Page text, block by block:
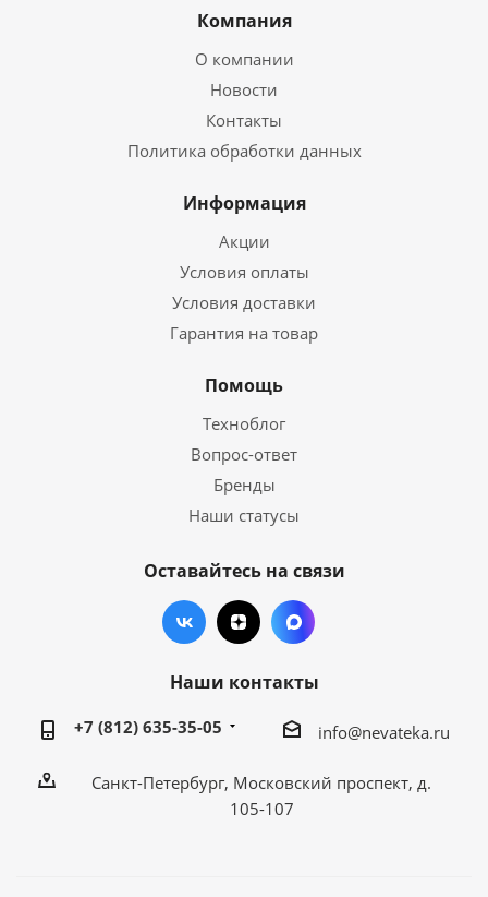
Компания
О компании
Новости
Контакты
Политика обработки данных
Информация
Акции
Условия оплаты
Условия доставки
Гарантия на товар
Помощь
Техноблог
Вопрос-ответ
Бренды
Наши статусы
Оставайтесь на связи
Наши контакты
+7 (812) 635-35-05 info@nevateka.ru
Санкт-Петербург, Московский проспект, д.
105-107